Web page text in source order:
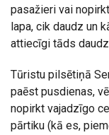
pasažieri vai
lapa, cik daudz un
attiecīgi tāds
Tūristu pilsētiņā
paēst pusdienas,
nopirkt vajadzīgo
pārtiku (kā es,